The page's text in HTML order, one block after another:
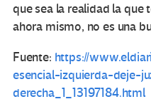
que sea la realidad la que
ahora mismo, no es una
Fuente: https://
esencial-izquierda-deje-
derecha_1_13197184.html